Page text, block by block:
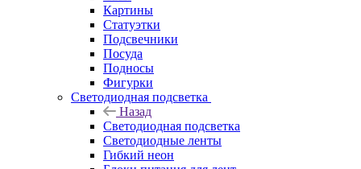
Картины
Статуэтки
Подсвечники
Посуда
Подносы
Фигурки
Светодиодная подсветка
Назад
Светодиодная подсветка
Светодиодные ленты
Гибкий неон